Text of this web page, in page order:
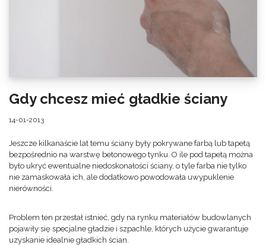
Gdy chcesz mieć gładkie ściany
14-01-2013
Jeszcze kilkanaście lat temu ściany były pokrywane farbą lub tapetą
bezpośrednio na warstwę betonowego tynku. O ile pod tapetą można
było ukryć ewentualne niedoskonałości ściany, o tyle farba nie tylko
nie zamaskowała ich, ale dodatkowo powodowała uwypuklenie
nierówności.
Problem ten przestał istnieć, gdy na rynku materiałów budowlanych
pojawiły się specjalne gładzie i szpachle, których użycie gwarantuje
uzyskanie idealnie gładkich ścian.